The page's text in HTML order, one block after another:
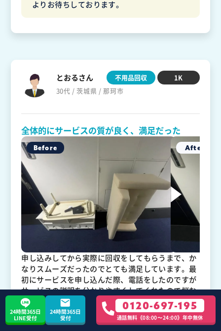
よりお待ちしております。
とおるさん
30代 / 茨城県 / 那珂市
不用品回収 1K
全体的にサービスの質が良く、満足だった
申し込みしてから実際に回収をしてもらうまで、か
なりスムーズだったのでとても満足しています。最
初にサービスを申し込んだ際、電話をしたのですが
サービスの説明を分かりやすくしてくれたので悩む
ことも特にありませんでした。予約した日時に遅れ
ることなく到着してくれたので、時間のロスがなか
ったのも好印象でした。全体的にサービスの質が良
24時間365日
LINE受付
24時間365日
受付
0120-697-195
通話無料《08:00〜24:00》年中無休